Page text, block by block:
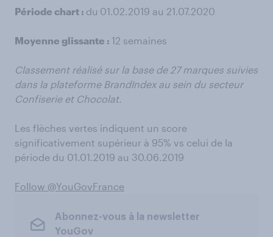
Période chart : du 01.02.2019 au 21.07.2020
Moyenne glissante : 12 semaines
Classement réalisé sur la base de 27 marques suivies
dans la plateforme BrandIndex au sein du secteur
Confiserie et Chocolat.
Les flèches vertes indiquent un score
significativement supérieur à 95% vs celui de la
période du 01.01.2019 au 30.06.2019
Follow @YouGovFrance
Abonnez-vous à la newsletter
YouGov